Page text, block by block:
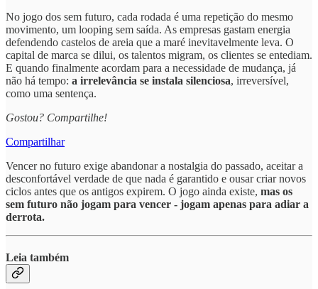
No jogo dos sem futuro, cada rodada é uma repetição do mesmo
movimento, um looping sem saída. As empresas gastam energia
defendendo castelos de areia que a maré inevitavelmente leva. O
capital de marca se dilui, os talentos migram, os clientes se entediam.
E quando finalmente acordam para a necessidade de mudança, já
não há tempo: a irrelevância se instala silenciosa, irreversível,
como uma sentença.
Gostou? Compartilhe!
Compartilhar
Vencer no futuro exige abandonar a nostalgia do passado, aceitar a
desconfortável verdade de que nada é garantido e ousar criar novos
ciclos antes que os antigos expirem. O jogo ainda existe, mas os
sem futuro não jogam para vencer - jogam apenas para adiar a
derrota.
Leia também